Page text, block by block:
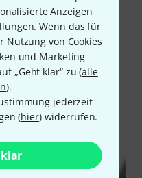
Anzeigen
Wenn das für
Nutzung von Cookies
und Marketing
„Geht klar“ zu (alle
).
jederzeit
(hier) widerrufen.
lesen